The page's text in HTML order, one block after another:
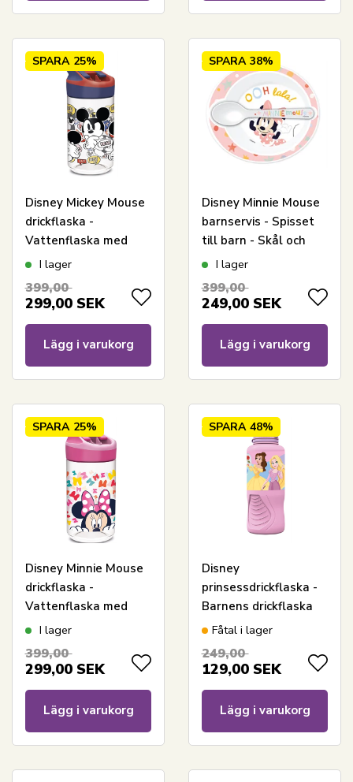
SPARA 25%
Disney Mickey Mouse
drickflaska -
Vattenflaska med
flipfunktion och
I lager
399,00
299,00 SEK
Lägg i varukorg
SPARA 38%
Disney Minnie Mouse
barnservis - Spisset
till barn - Skål och
skedI lager
399,00
249,00 SEK
Lägg i varukorg
SPARA 25%
Disney Minnie Mouse
drickflaska -
Vattenflaska med
flipfunktion och
I lager
399,00
299,00 SEK
Lägg i varukorg
SPARA 48%
Disney
prinsessdrickflaska -
Barnens drickflaska
med pip
Fåtal i lager
249,00
129,00 SEK
Lägg i varukorg